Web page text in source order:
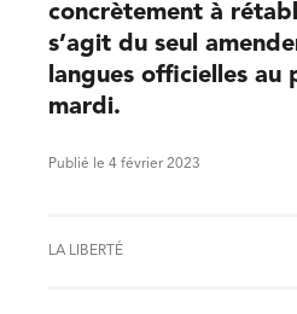
concrètement à
s’agit du seul
langues officielles au
mardi.
Publié le 4 février 2023
LA LIBERTÉ